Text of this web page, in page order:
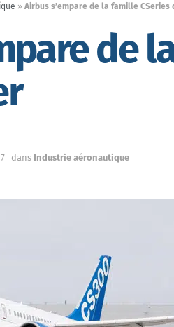
» Airbus s’empare de la famille CSeries
de
dans Industrie aéronautique